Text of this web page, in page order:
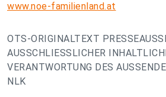
www.noe-familienland.at
OTS-ORIGINALTEXT
AUSSCHLIESSLICHER
VERANTWORTUNG DES
NLK